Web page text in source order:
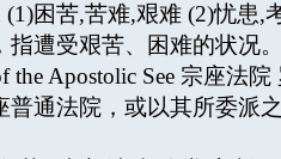
(1)困苦,苦难,艰难 (2)忧患,
指遭受艰苦、困难的状况
the Apostolic See 宗座法
普通法院，或以其所委